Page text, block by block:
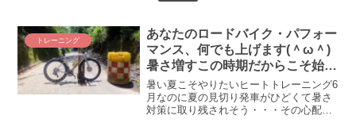
トレーニング
あなたのロードバイク・パフォー
マンス、何でも上げます(＾ω＾)
暑さ増すこの時期だからこそ始め
たい「ヒートトレーニング」の
すゝめ
暑い夏こそやりたいヒートトレーニング6
月なのに夏の見切り発車がひどくて暑さ
対策に取り残されそう・・・その心配は